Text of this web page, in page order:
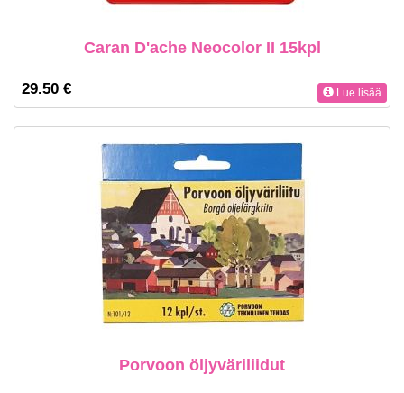
Caran D'ache Neocolor II 15kpl
29.50 € Lue lisää
Porvoon öljyväriliidut